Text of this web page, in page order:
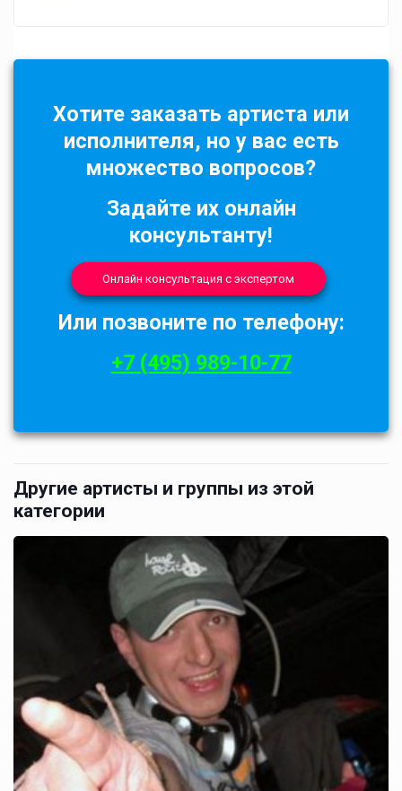
Хотите заказать артиста или
исполнителя, но у вас есть
множество вопросов?
Задайте их онлайн
консультанту!
Онлайн консультация с экспертом
Или позвоните по телефону:
+7 (495) 989-10-77
Другие артисты и группы из этой
категории